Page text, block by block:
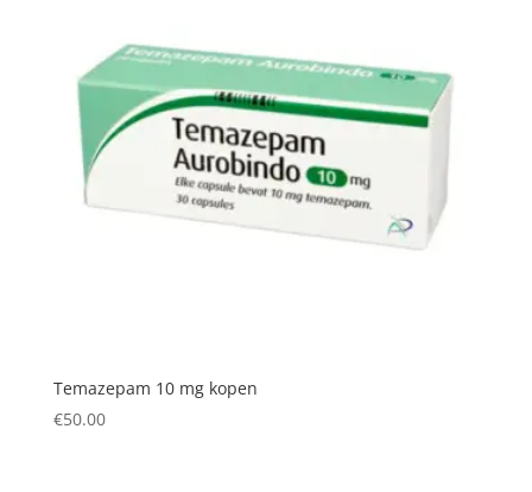
Temazepam 10 mg kopen
€50.00